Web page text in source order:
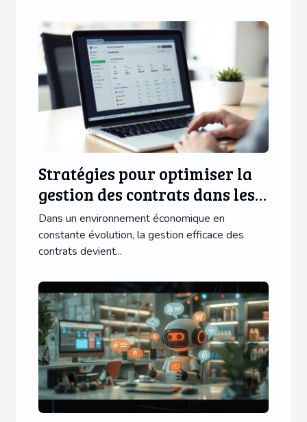
Stratégies pour optimiser la
gestion des contrats dans les
PME
Dans un environnement économique en
constante évolution, la gestion efficace des
contrats devient...